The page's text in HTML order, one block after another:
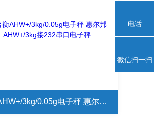
台衡AHW+/3kg/0.05g电子秤 惠尔邦AHW+/3kg接232串口电子秤
电话
微信扫一扫